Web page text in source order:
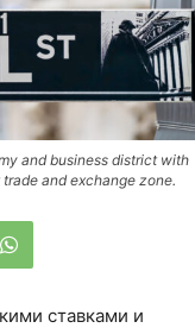
and business district with
and exchange zone.
ставками и